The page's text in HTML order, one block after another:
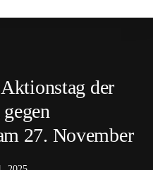
der
27. November